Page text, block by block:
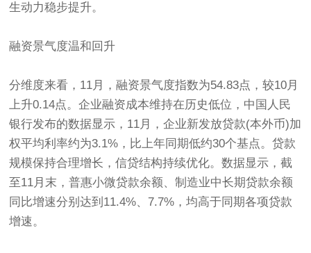
生动力稳步提升。
融资景气度温和回升
分维度来看，11月，融资景气度指数为54.83点，较10月
上升0.14点。企业融资成本维持在历史低位，中国人民
银行发布的数据显示，11月，企业新发放贷款(本外币)加
权平均利率约为3.1%，比上年同期低约30个基点。贷款
规模保持合理增长，信贷结构持续优化。数据显示，截
至11月末，普惠小微贷款余额、制造业中长期贷款余额
同比增速分别达到11.4%、7.7%，均高于同期各项贷款
增速。